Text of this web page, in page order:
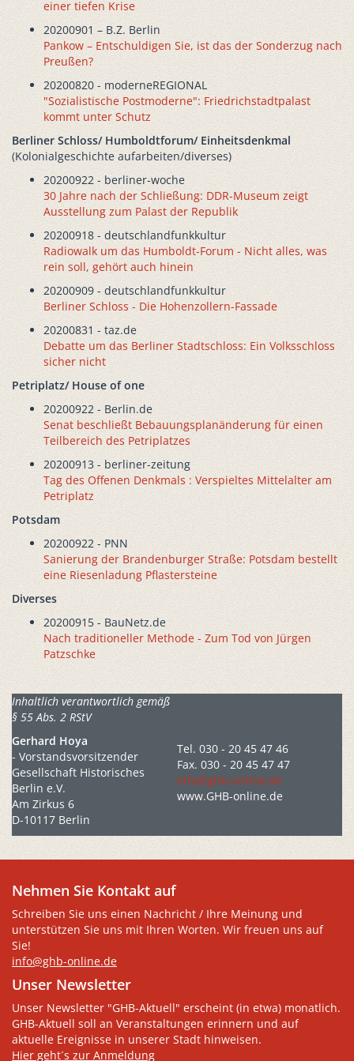
einer tiefen Krise
20200901 – B.Z. Berlin
Pankow – Entschuldigen Sie, ist das der Sonderzug nach
Preußen?
20200820 - moderneREGIONAL
"Sozialistische Postmoderne": Friedrichstadtpalast
kommt unter Schutz
Berliner Schloss/ Humboldtforum/ Einheitsdenkmal
(Kolonialgeschichte aufarbeiten/diverses)
20200922 - berliner-woche
30 Jahre nach der Schließung: DDR-Museum zeigt
Ausstellung zum Palast der Republik
20200918 - deutschlandfunkkultur
Radiowalk um das Humboldt-Forum - Nicht alles, was
rein soll, gehört auch hinein
20200909 - deutschlandfunkkultur
Berliner Schloss - Die Hohenzollern-Fassade
20200831 - taz.de
Debatte um das Berliner Stadtschloss: Ein Volksschloss
sicher nicht
Petriplatz/ House of one
20200922 - Berlin.de
Senat beschließt Bebauungsplanänderung für einen
Teilbereich des Petriplatzes
20200913 - berliner-zeitung
Tag des Offenen Denkmals : Verspieltes Mittelalter am
Petriplatz
Potsdam
20200922 - PNN
Sanierung der Brandenburger Straße: Potsdam bestellt
eine Riesenladung Pflastersteine
Diverses
20200915 - BauNetz.de
Nach traditioneller Methode - Zum Tod von Jürgen
Patzschke
Inhaltlich verantwortlich gemäß
§ 55 Abs. 2 RStV
Gerhard Hoya
- Vorstandsvorsitzender
Gesellschaft Historisches
Berlin e.V.
Am Zirkus 6
D-10117 Berlin
Tel. 030 - 20 45 47 46
Fax. 030 - 20 45 47 47
info@ghb-online.de
www.GHB-online.de
Nehmen Sie Kontakt auf
Schreiben Sie uns einen Nachricht / Ihre Meinung und
unterstützen Sie uns mit Ihren Worten. Wir freuen uns auf
Sie!
info@ghb-online.de
Unser Newsletter
Unser Newsletter "GHB-Aktuell" erscheint (in etwa) monatlich.
GHB-Aktuell soll an Veranstaltungen erinnern und auf
aktuelle Ereignisse in unserer Stadt hinweisen.
Hier geht´s zur Anmeldung